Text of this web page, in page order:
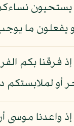
يستحيون
يفعلون ما
فرقنا بكم
أو
واعدنا موسى